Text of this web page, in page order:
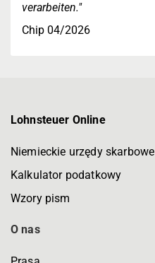
verarbeiten."
Chip 04/2026
Lohnsteuer Online
Niemieckie urzędy skarbowe
Kalkulator podatkowy
Wzory pism
O nas